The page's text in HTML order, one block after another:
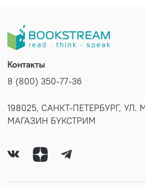
Контакты
8 (800) 350-77-36
198025, САНКТ-ПЕТЕРБУРГ, УЛ.
МАГАЗИН БУКСТРИМ